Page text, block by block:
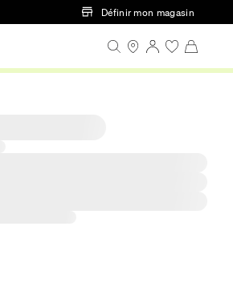
Définir mon magasin